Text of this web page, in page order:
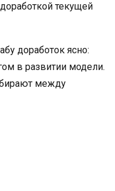
текущей
доработок ясно:
в развитии модели.
между